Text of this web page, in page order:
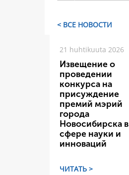
< ВСЕ НОВОСТИ
21 huhtikuuta 2026
Извещение о
проведении
конкурса на
присуждение
премий мэрий
города
Новосибирска в
сфере науки и
инноваций
ЧИТАТЬ >